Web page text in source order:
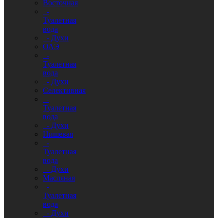
Восточная
-
Туалетная
вода
- Духи
ОАЭ
-
Туалетная
вода
- Духи
Селективная
-
Туалетная
вода
- Духи
Нишевая
-
Туалетная
вода
- Духи
Масляная
-
Туалетная
вода
- Духи